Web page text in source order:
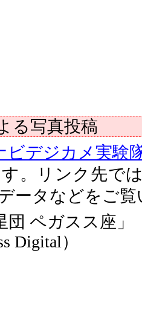
る写真投稿
ビデジカメ実験
。リンク先で
ータなどをご
団 ペガスス座」
Digital）